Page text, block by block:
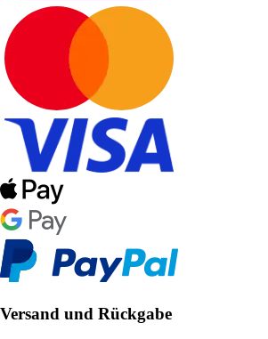
Versand und Rückgabe